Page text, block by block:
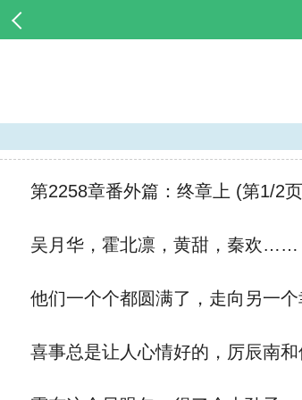
第2258章番外篇：终章上 (第1/2
吴月华，霍北凛，黄甜，秦欢……
他们一个个都圆满了，走向另一个
喜事总是让人心情好的，厉辰南和